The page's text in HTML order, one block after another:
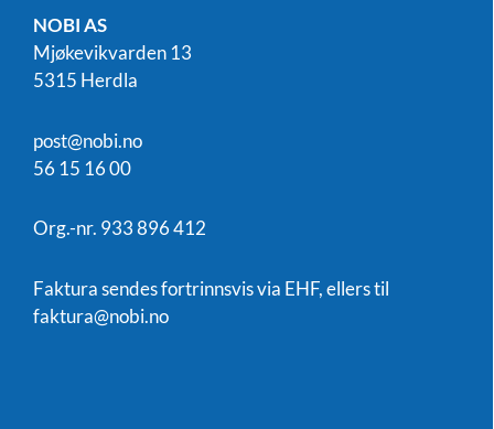
NOBI AS
Mjøkevikvarden 13
5315 Herdla
post@nobi.no
56 15 16 00
Org.-nr. 933 896 412
Faktura sendes fortrinnsvis via EHF, ellers til
faktura@nobi.no